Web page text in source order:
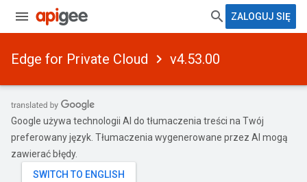
ZALOGUJ SIĘ
Edge for Private Cloud v4.53.00
Google używa technologii AI do tłumaczenia treści na Twój
preferowany język. Tłumaczenia wygenerowane przez AI mogą
zawierać błędy.